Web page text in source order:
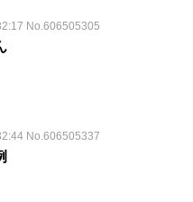
No.606505305
No.606505337